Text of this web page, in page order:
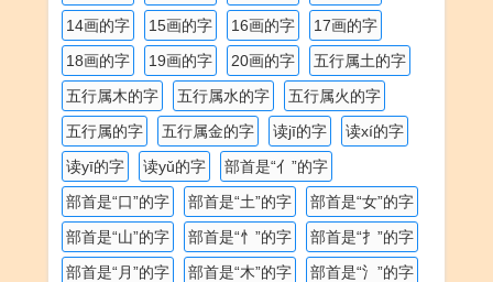
14画的字
15画的字 16画的字
17画的字
18画的字
19画的字 20画的字
五行属土的字
五行属木的字
五行属水的字
五行属火的字
五行属的字
五行属金的字 读jī的字
读xí的字
读yī的字
读yǔ的字
部首是“亻”的字
部首是“口”的字
部首是“土”的字
部首是“女”的字
部首是“山”的字
部首是“忄”的字
部首是“扌”的字
部首是“月”的字
部首是“木”的字
部首是“氵”的字